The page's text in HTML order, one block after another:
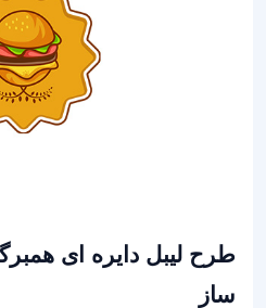
طرح لیبل دایره ای
ساز